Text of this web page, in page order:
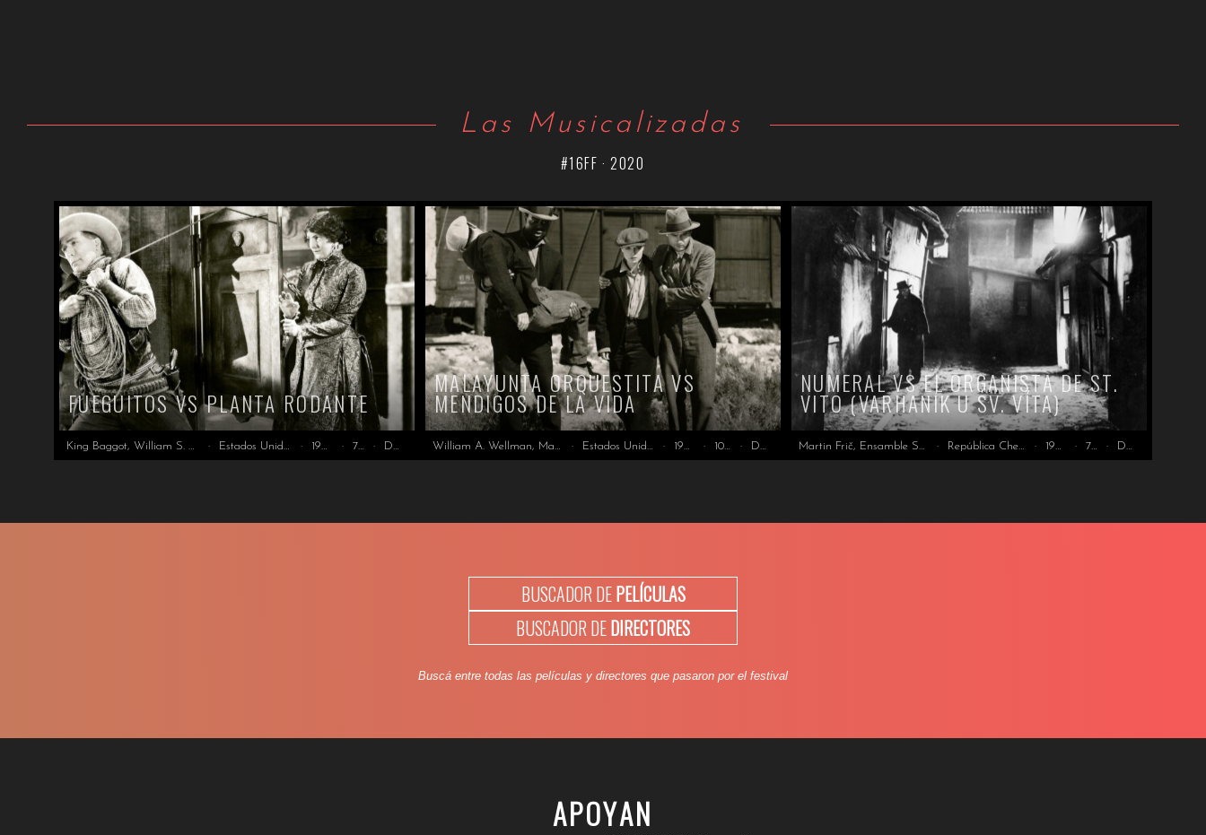
Las Musicalizadas
#16FF · 2020
FUEGUITOS VS PLANTA RODANTE
King Baggot, William S. Hart, Fueguitos · Estados Unidos 1925 · 78' DCP
MALAYUNTA ORQUESTITA VS
MENDIGOS DE LA VIDA
William A. Wellman, Malayunta Orquestita Estados Unidos 1928 · 100' · DCP
NUMERAL VS EL ORGANISTA DE ST.
VITO (VARHANÍK U SV. VÍTA)
Martin Frič, Ensamble St. Vitus · República Checa · 1929 · 78' DCP
BUSCADOR DEPELÍCULAS
BUSCADOR DEDIRECTORES
Buscá entre todas las películas y directores que pasaron por el festival
APOYAN